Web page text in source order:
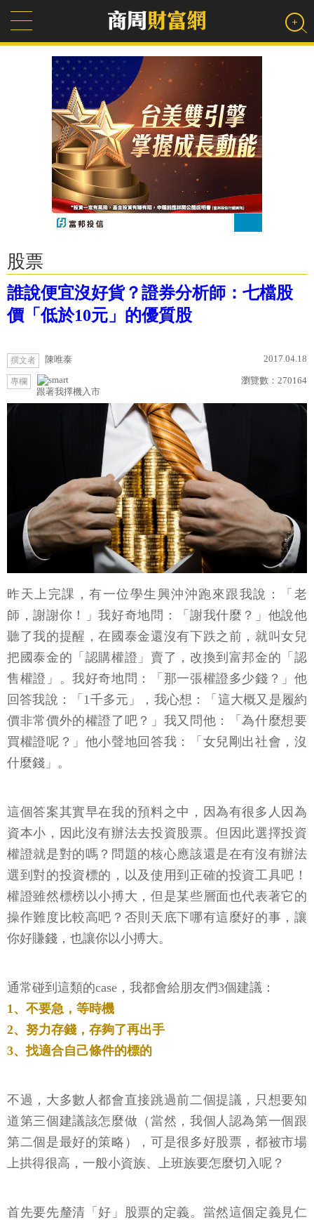
股票
誰說便宜沒好貨？證券分析師：七檔股
價「低於10元」的優質股
撰文者 陳唯泰 2017.04.18
專欄
跟著我擇機入市
瀏覽數： 270164
昨天上完課，有一位學生興沖沖跑來跟我說：「老
師，謝謝你！」我好奇地問：「謝我什麼？」他說他
聽了我的提醒，在國泰金還沒有下跌之前，就叫女兒
把國泰金的「認購權證」賣了，改換到富邦金的「認
售權證」。我好奇地問：「那一張權證多少錢？」他
回答我說：「1千多元」，我心想：「這大概又是履約
價非常價外的權證了吧？」我又問他：「為什麼想要
買權證呢？」他小聲地回答我：「女兒剛出社會，沒
什麼錢」。
這個答案其實早在我的預料之中，因為有很多人因為
資本小，因此沒有辦法去投資股票。但因此選擇投資
權證就是對的嗎？問題的核心應該還是在有沒有辦法
選到對的投資標的，以及使用到正確的投資工具吧！
權證雖然標榜以小搏大，但是某些層面也代表著它的
操作難度比較高吧？否則天底下哪有這麼好的事，讓
你好賺錢，也讓你以小搏大。
通常碰到這類的case，我都會給朋友們3個建議：
1、不要急，等時機
2、努力存錢，存夠了再出手
3、找適合自己條件的標的
不過，大多數人都會直接跳過前二個提議，只想要知
道第三個建議該怎麼做（當然，我個人認為第一個跟
第二個是最好的策略），可是很多好股票，都被市場
上拱得很高，一般小資族、上班族要怎麼切入呢？
首先要先釐清「好」股票的定義。當然這個定義見仁